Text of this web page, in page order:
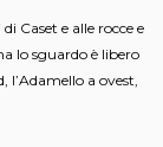
Caset e alle rocce e
lo sguardo è libero
l’Adamello a ovest,